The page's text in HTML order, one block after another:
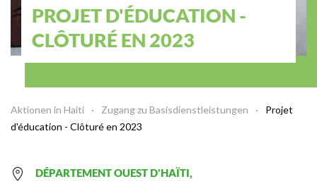
PROJET D'ÉDUCATION -
CLÔTURÉ EN 2023
Aktionen in Haiti Zugang zu Basisdienstleistungen
Projet
d'éducation - Clôturé en 2023
DÉPARTEMENT OUEST D'HAÏTI,